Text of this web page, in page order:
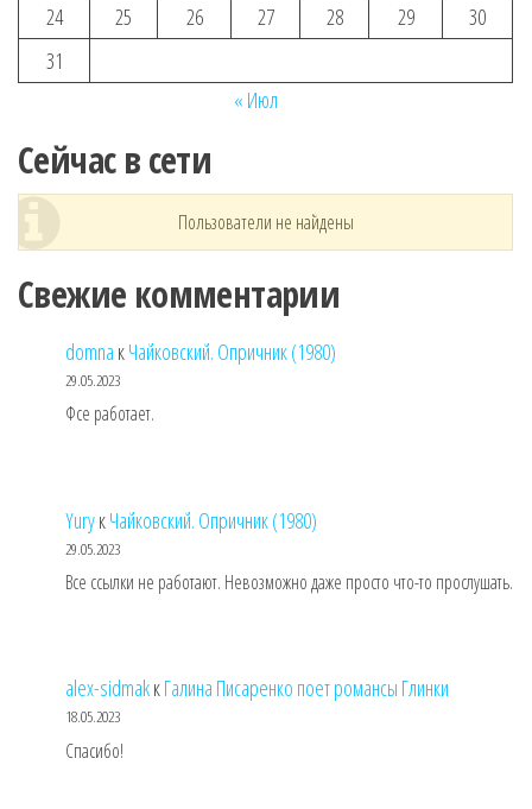
24
25 26 27 28 29
30
31
« Июл
Сейчас в сети
Пользователи не найдены
Свежие комментарии
domna кЧайковский. Опричник (1980)
29.05.2023
Фсе работает.
YuryкЧайковский. Опричник (1980)
29.05.2023
Все ссылки не работают. Невозможно даже просто что-то прослушать.
alex-sidmakкГалина Писаренко поет романсы Глинки
18.05.2023
Спасибо!